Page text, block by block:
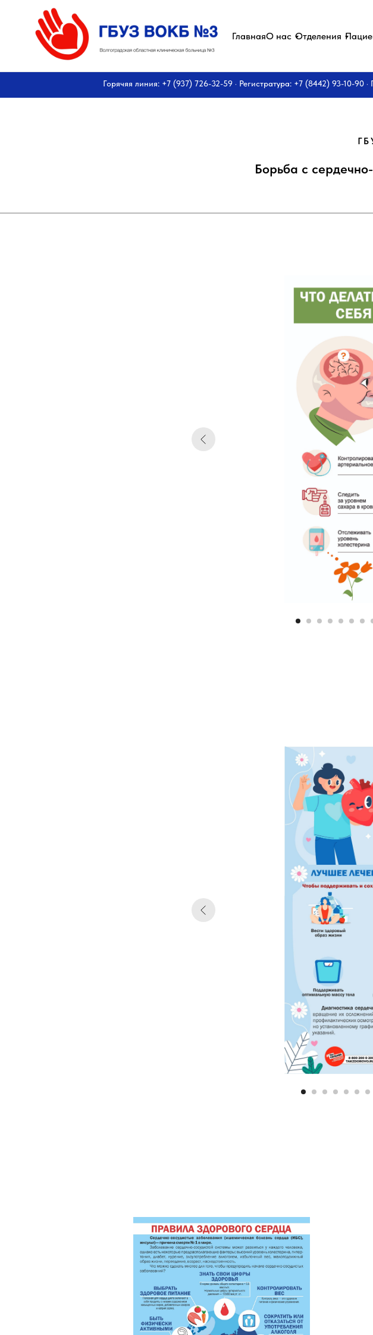
Горячяя линия: +7 (937) 726-32-59 · Регистратура: +7 (8442) 93-10-
ГлавнаяО нас Отделения
Борьба с